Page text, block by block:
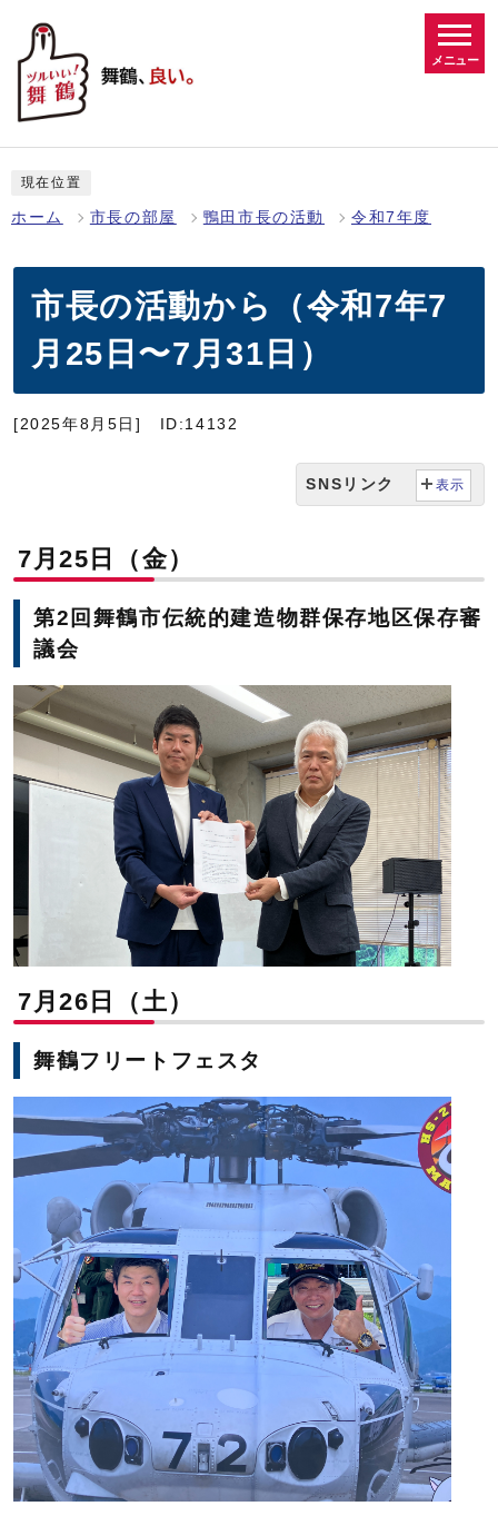
メニュー
現在位置
ホーム 市長の部屋 鴨田市長の活動 令和7年度
市長の活動から（令和7年7
月25日〜7月31日）
[2025年8月5日] ID:14132
SNSリンク 表示
7月25日（金）
第2回舞鶴市伝統的建造物群保存地区保存審
議会
7月26日（土）
舞鶴フリートフェスタ